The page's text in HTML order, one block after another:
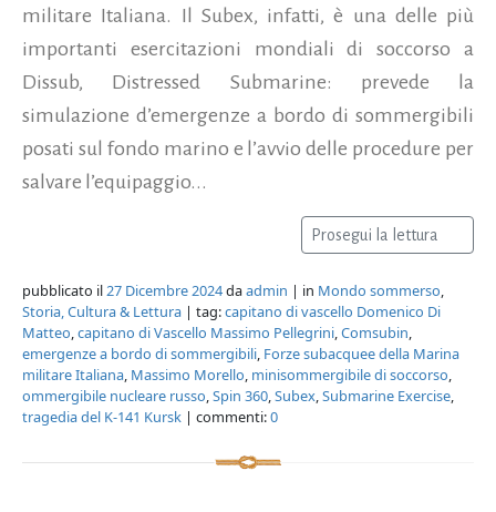
militare Italiana. Il Subex, infatti, è una delle più
importanti esercitazioni mondiali di soccorso a
Dissub, Distressed Submarine: prevede la
simulazione d’emergenze a bordo di sommergibili
posati sul fondo marino e l’avvio delle procedure per
salvare l’equipaggio...
Prosegui la lettura
pubblicato il27 Dicembre 2024daadmin | in Mondo sommerso,
Storia, Cultura & Lettura | tag:capitano di vascello Domenico Di
Matteo,capitano di Vascello Massimo Pellegrini,Comsubin,
emergenze a bordo di sommergibili, Forze subacquee della Marina
militare Italiana, Massimo Morello, minisommergibile di soccorso,
ommergibile nucleare russo,Spin 360,Subex,Submarine Exercise,
tragedia del K-141 Kursk | commenti:0